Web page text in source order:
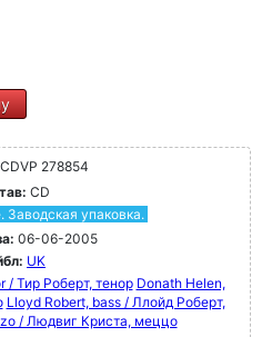
CDVP 278854
CD
Заводская упаковка.
06-06-2005
UK
/ Тир Роберт, тенор Donath Helen,
Lloyd Robert, bass / Ллойд Роберт,
/ Людвиг Криста, меццо